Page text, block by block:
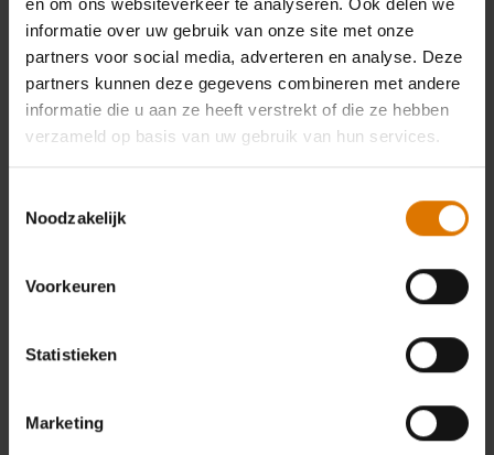
informatie over uw gebruik van onze site met onze
partners voor social media, adverteren en analyse. Deze
partners kunnen deze gegevens combineren met andere
informatie die u aan ze heeft verstrekt of die ze hebben
verzameld op basis van uw gebruik van hun services.
Noodzakelijk
Voorkeuren
Statistieken
Marketing